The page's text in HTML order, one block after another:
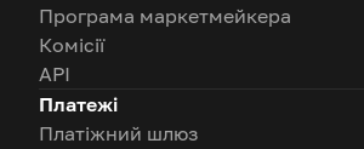
Програма маркетмейкера
Комісії
API
Платежі
Платіжний шлюз